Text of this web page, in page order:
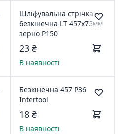
Шліфувальна стрічка
безкінечна LT 457x75мм
зерно Р150
23 ₴
В наявності
Безкінечна 457 Р36
Intertool
18 ₴
В наявності